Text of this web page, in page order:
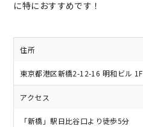
に特におすすめです！
住所
東京都港区新橋2-12-16 明和ビル 1F
アクセス
「新橋」駅日比谷口より徒歩5分